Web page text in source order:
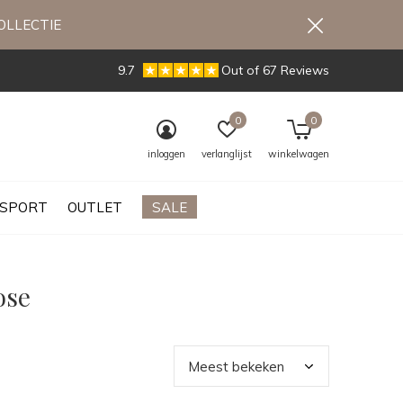
SPORT OUTLET SALE
inloggen verlanglijst
0
winkelwagen
0
9.7 Out of 67 Reviews